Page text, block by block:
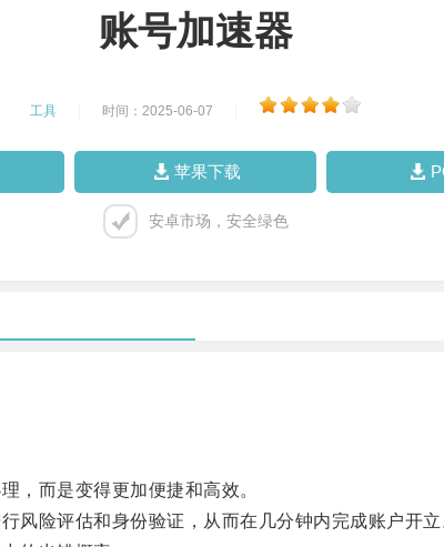
账号加速器
工具 时间：2025-06-07
苹果下载
安卓市场，安全绿色
而是变得更加便捷和高效。
险评估和身份验证，从而在几分钟内完成账户开立